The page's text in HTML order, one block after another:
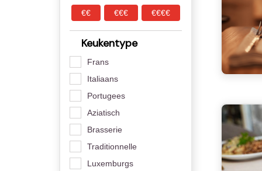
€€ €€€ €€€€
Keukentype
Frans
Italiaans
Portugees
Aziatisch
Brasserie
Traditionnelle
Luxemburgs